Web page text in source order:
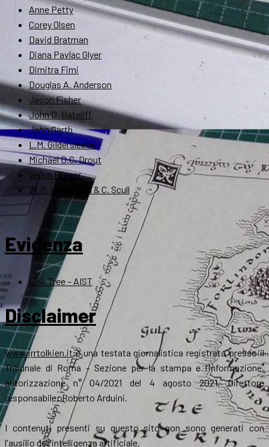
Anne Petty
Corey Olsen
David Bratman
Diana Pavlac Glyer
Dimitra Fimi
Douglas A. Anderson
Jason Fisher
John D. Rateliff
John Garth
L.M. Gildersleeve
Michael D.C. Drout
Verlyn Flieger
W. G. Hammond & C. Scull
Evidenza
Link Tree – AIST
Disclaimer
www.jrrtolkien.itè una testata giornalistica registrata presso il
Tribunale di Roma - Sezione per la stampa e l’informazione,
autorizzazione n° 04/2021 del 4 agosto 2021. Direttore
responsabile: Roberto Arduini.
I contenuti presenti su questo sito non sono generati con
l'ausilio dell'intelligenza artificiale.